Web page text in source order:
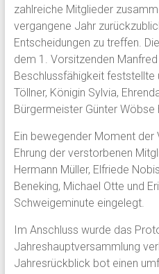
zahlreiche Mitglieder
vergangene Jahr
Entscheidungen zu treffen.
dem 1. Vorsitzenden
Beschlussfähigkeit
Töllner, Königin Sylvia,
Bürgermeister Günter Wöbse
Ein bewegender Moment der
Ehrung der verstorbenen
Hermann Müller, Elfriede
Beneking, Michael Otte und
Schweigeminute eingelegt.
Im Anschluss wurde das
Jahreshauptversammlung
Jahresrückblick bot einen